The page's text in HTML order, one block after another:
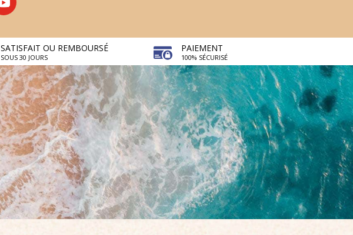
SATISFAIT OU REMBOURSÉ
SOUS 30 JOURS
PAIEMENT
100% SÉCURISÉ